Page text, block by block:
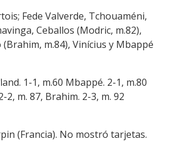
Fede Valverde, Tchouaméni,
Ceballos (Modric, m.82),
m.84), Vinícius y Mbappé
1-1, m.60 Mbappé. 2-1, m.80
2, m. 87, Brahim. 2-3, m. 92
(Francia). No mostró tarjetas.